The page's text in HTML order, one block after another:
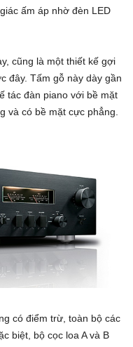
ấm áp nhờ đèn LED
cũng là một thiết kế gợi
đây. Tấm gỗ này dày gần
tác đàn piano với bề mặt
và có bề mặt cực phẳng.
có điểm trừ, toàn bộ các
biệt, bộ cọc loa A và B